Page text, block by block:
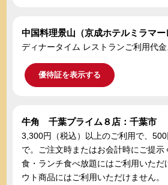
中国料理景山（京成ホテルミラマ
ディナータイム レストランご利用代金
優待証を表示する
牛角 千葉プライム８店：千葉市
3,300円（税込）以上のご利用で、
で。ご注文時またはお会計時にご提示
食・ランチ食べ放題にはご利用いただ
ウト商品にはご利用いただけません。